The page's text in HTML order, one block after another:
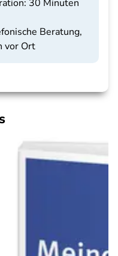
30 Minuten
Beratung,
vor Ort